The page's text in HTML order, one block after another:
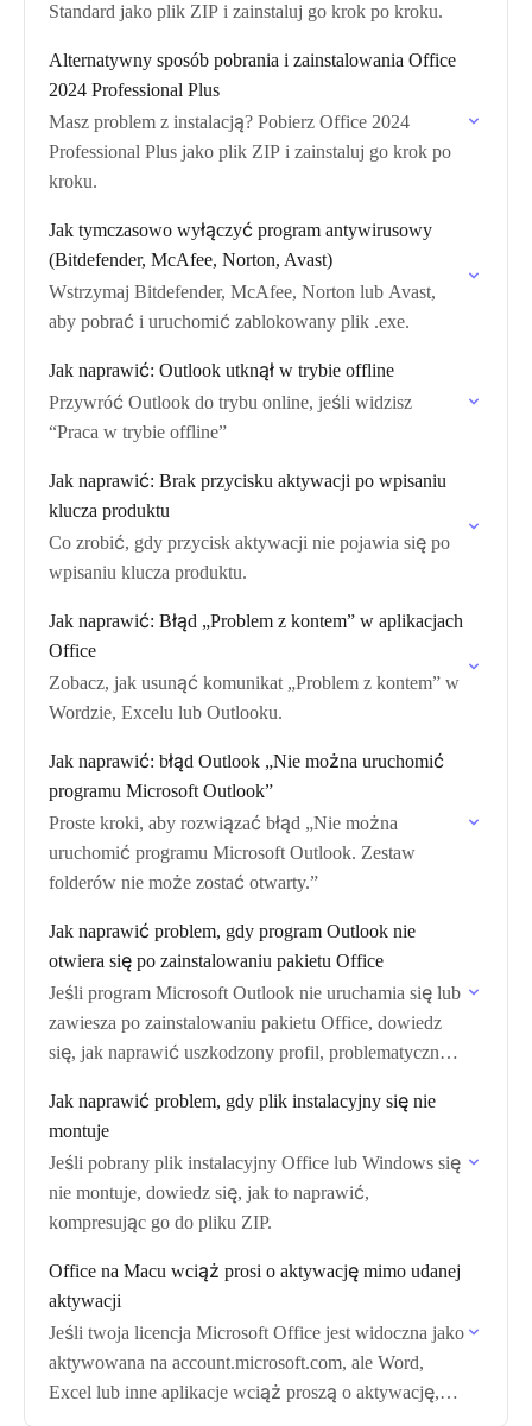
Standard jako plik ZIP i zainstaluj go krok po kroku.
Alternatywny sposób pobrania i zainstalowania Office
2024 Professional Plus
Masz problem z instalacją? Pobierz Office 2024
Professional Plus jako plik ZIP i zainstaluj go krok po
kroku.
Jak tymczasowo wyłączyć program antywirusowy
(Bitdefender, McAfee, Norton, Avast)
Wstrzymaj Bitdefender, McAfee, Norton lub Avast,
aby pobrać i uruchomić zablokowany plik .exe.
Jak naprawić: Outlook utknął w trybie offline
Przywróć Outlook do trybu online, jeśli widzisz
“Praca w trybie offline”
Jak naprawić: Brak przycisku aktywacji po wpisaniu
klucza produktu
Co zrobić, gdy przycisk aktywacji nie pojawia się po
wpisaniu klucza produktu.
Jak naprawić: Błąd „Problem z kontem” w aplikacjach
Office
Zobacz, jak usunąć komunikat „Problem z kontem” w
Wordzie, Excelu lub Outlooku.
Jak naprawić: błąd Outlook „Nie można uruchomić
programu Microsoft Outlook”
Proste kroki, aby rozwiązać błąd „Nie można
uruchomić programu Microsoft Outlook. Zestaw
folderów nie może zostać otwarty.”
Jak naprawić problem, gdy program Outlook nie
otwiera się po zainstalowaniu pakietu Office
Jeśli program Microsoft Outlook nie uruchamia się lub
zawiesza po zainstalowaniu pakietu Office, dowiedz
się, jak naprawić uszkodzony profil, problematyczny
Jak naprawić problem, gdy plik instalacyjny się nie
montuje
Jeśli pobrany plik instalacyjny Office lub Windows się
nie montuje, dowiedz się, jak to naprawić,
kompresując go do pliku ZIP.
Office na Macu wciąż prosi o aktywację mimo udanej
aktywacji
Jeśli twoja licencja Microsoft Office jest widoczna jako
aktywowana na account.microsoft.com, ale Word,
Excel lub inne aplikacje wciąż proszą o aktywację,